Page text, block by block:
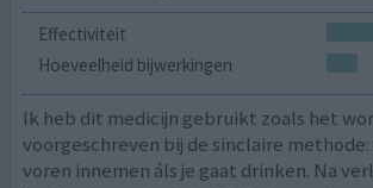
Effectiviteit
Hoeveelheid bijwerkingen
Ik heb dit medicijn gebruikt zoals het
voorgeschreven bij de sinclaire methode:
voren innemen áls je gaat drinken. Na